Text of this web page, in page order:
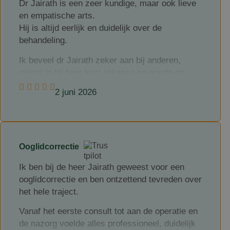
vanaf het eerste moment volledig op je gemak
te stellen.
De ingreep is zeer vakkundig uitgevoerd en het
durven hopen. Ook de nazorg is uitstekend.
alles dat er met oprechte aandacht en liefde
iedereen die op zoek is naar kwaliteit,
vakmanschap, vertrouwen en persoonlijke
aandacht.
Heel hartelijk bedankt voor de geweldige zorg.
Ik had mij geen beter team kunnen wensen! 🙌
Dr Jairath is een zeer kundige, maar ook lieve
en empatische arts.
Hij is altijd eerlijk en duidelijk over de
behandeling.
Ik beveel dr Jairath zeker aan bij anderen,
deskundige zorg, en het is er ook nog gezellig!
2 juni 2026
Ooglidcorrectie
Ik ben bij de heer Jairath geweest voor een
ooglidcorrectie en ben ontzettend tevreden over
het hele traject.
Vanaf het eerste consult tot aan de operatie en
de nazorg voelde alles professioneel, duidelijk